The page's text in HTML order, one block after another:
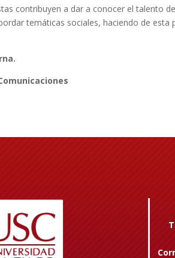
contribuyen a dar a conocer el talento
temáticas sociales, haciendo de